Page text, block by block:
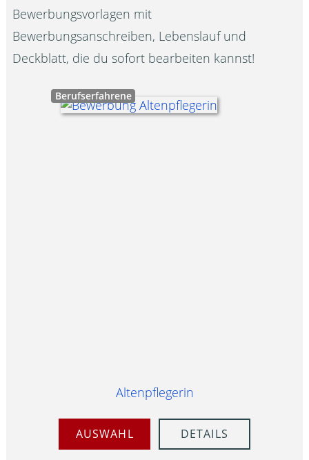
Bewerbungsvorlagen mit
Bewerbungsanschreiben, Lebenslauf und
Deckblatt, die du sofort bearbeiten kannst!
Berufserfahrene
Altenpflegerin
AUSWAHL DETAILS